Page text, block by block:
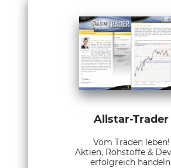
Allstar-Trader
Vom Traden leben!
Aktien, Rohstoffe &
erfolgreich